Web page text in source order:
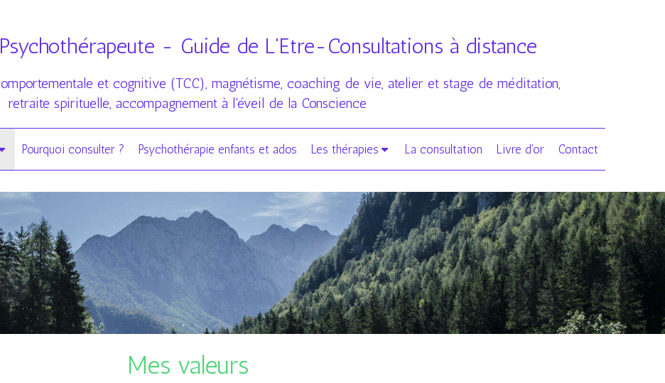
- Guide de L'Etre-Consultations à distance
et cognitive (TCC), magnétisme, coaching de vie, atelier et stage de méditation,
retraite spirituelle, accompagnement à l'éveil de la Conscience
Pourquoi consulter ? Psychothérapie enfants et ados Les thérapies La consultation Livre d'or Contact
Mes valeurs